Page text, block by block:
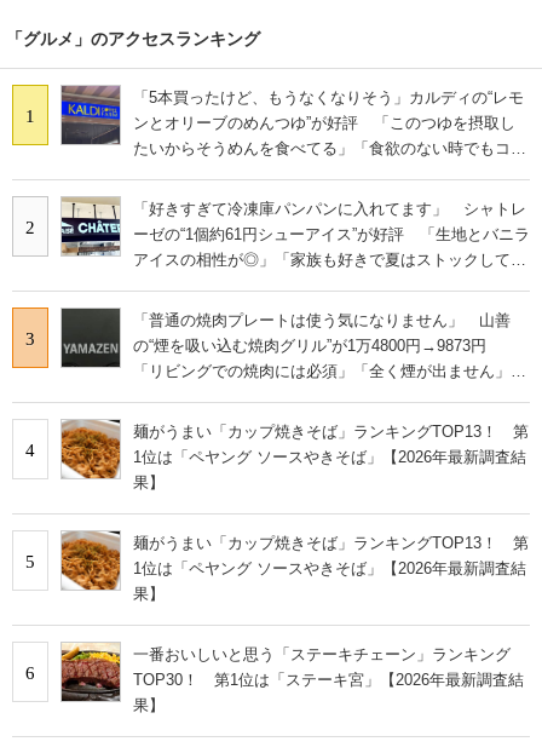
「グルメ」のアクセスランキング
1
「5本買ったけど、もうなくなりそう」カルディの“レモ
ンとオリーブのめんつゆ”が好評 「このつゆを摂取し
たいからそうめんを食べてる」「食欲のない時でもコレ
2
「好きすぎて冷凍庫パンパンに入れてます」 シャトレ
ーゼの“1個約61円シューアイス”が好評 「生地とバニラ
アイスの相性が◎」「家族も好きで夏はストックして
3
「普通の焼肉プレートは使う気になりません」 山善
の“煙を吸い込む焼肉グリル”が1万4800円→9873円
「リビングでの焼肉には必須」「全く煙が出ません」と
4
麺がうまい「カップ焼きそば」ランキングTOP13！ 第
1位は「ペヤング ソースやきそば」【2026年最新調査結
果】
5
麺がうまい「カップ焼きそば」ランキングTOP13！ 第
1位は「ペヤング ソースやきそば」【2026年最新調査結
果】
6
一番おいしいと思う「ステーキチェーン」ランキング
TOP30！ 第1位は「ステーキ宮」【2026年最新調査結
果】